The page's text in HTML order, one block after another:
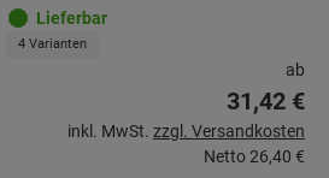
Lieferbar
4 Varianten
ab
31,42 €
inkl. MwSt. zzgl. Versandkosten
Netto26,40 €